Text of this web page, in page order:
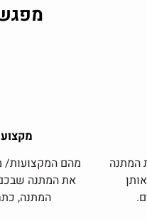
המתנה
מהם המקצועות/
את המתנה
המתנה,